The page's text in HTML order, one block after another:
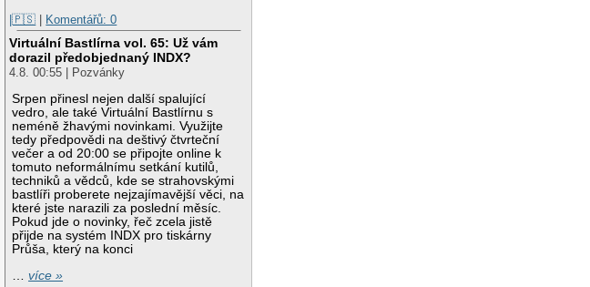
|🇵🇸 | Komentářů: 0
Virtuální Bastlírna vol. 65: Už vám
dorazil předobjednaný INDX?
4.8. 00:55 | Pozvánky
Srpen přinesl nejen další spalující
vedro, ale také Virtuální Bastlírnu s
neméně žhavými novinkami. Využijte
tedy předpovědi na deštivý čtvrteční
večer a od 20:00 se připojte online k
tomuto neformálnímu setkání kutilů,
techniků a vědců, kde se strahovskými
bastlíři proberete nejzajímavější věci, na
které jste narazili za poslední měsíc.
Pokud jde o novinky, řeč zcela jistě
přijde na systém INDX pro tiskárny
Průša, který na konci
…více »